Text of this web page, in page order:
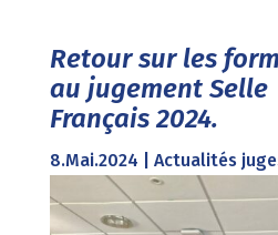
Retour sur les
au jugement Selle
Français 2024.
8.Mai.2024 Actualités